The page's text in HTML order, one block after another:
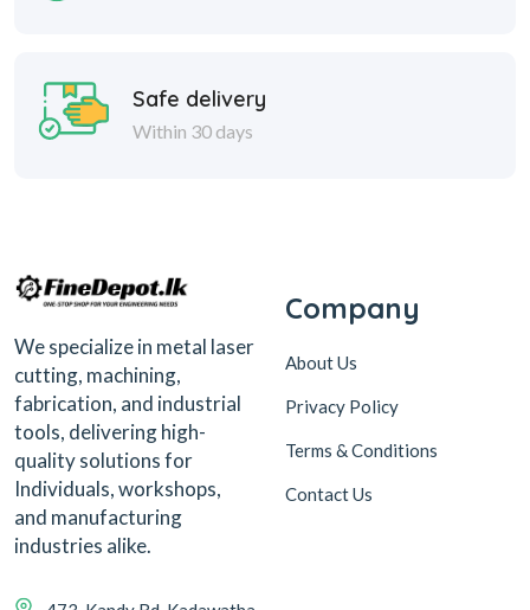
Safe delivery
Within 30 days
We specialize in metal laser
cutting, machining,
fabrication, and industrial
tools, delivering high-
quality solutions for
Individuals, workshops,
and manufacturing
industries alike.
Company
About Us
Privacy Policy
Terms & Conditions
Contact Us